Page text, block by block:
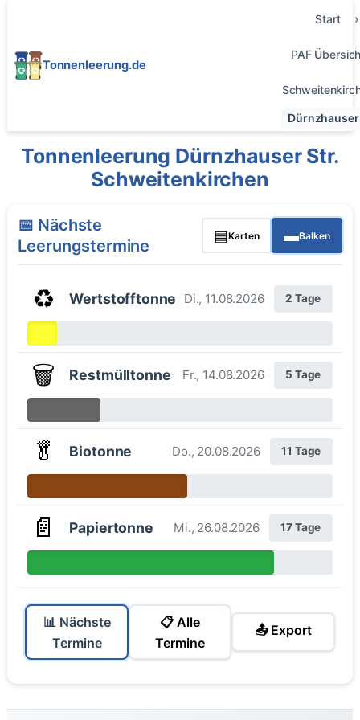
Tonnenleerung.de
Start
PAF
Dürnzhauser
Tonnenleerung Dürnzhauser Str.
Schweitenkirchen
📅 Nächste
Leerungstermine
▤Karten ▬Balken
♻️ Wertstofftonne Di., 11.08.2026 2 Tage
🗑️ Restmülltonne Fr., 14.08.2026 5 Tage
🥬 Biotonne Do., 20.08.2026 11 Tage
📄 Papiertonne Mi., 26.08.2026 17 Tage
📊 Nächste
Termine
📋 Alle
Termine
📤 Export